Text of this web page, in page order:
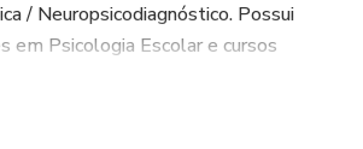
/ Neuropsicodiagnóstico. Possui
em Psicologia Escolar e cursos